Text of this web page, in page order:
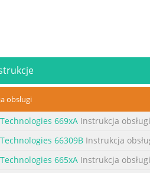
obsługi
669xA Instrukcja obsługi
66309B Instrukcja
665xA Instrukcja obsługi